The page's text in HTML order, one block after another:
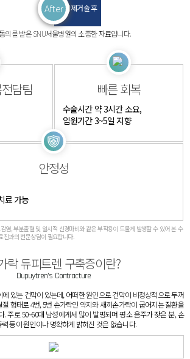
건막제거술 후​
의를 받은 SNU서울병원의 소중한 자료입니다.​
담팀​ 빠른 회복​
수술시간 약 3시간 소요,
입원기간 3~5일 지향
안정성​
료 가능
염, 부분출혈 및 일시적 신경마비와 같은 부작용이 드물게 발생할 수 있어 본 수
진과의 전문상담이 필요합니다.​
락 듀피트렌 구축증이란?
Dupuytren’s Contracture
있는 건막이 있는데, 어떠한 원인으로 건막이 비정상적으로 두꺼
절 형태로 4번, 5번 손가락인 약지와 새끼손가락이 굽어지는 질환을
.주로 50~60대 남성에게서 많이 발병되며 평소 음주가 잦은 분, 손
등이 원인이나명확하게 밝혀진 것은 없습니다.